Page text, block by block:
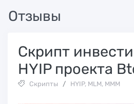
Отзывы
Скрипт
HYIP проекта
Скрипты / HYIP, MLM, МММ